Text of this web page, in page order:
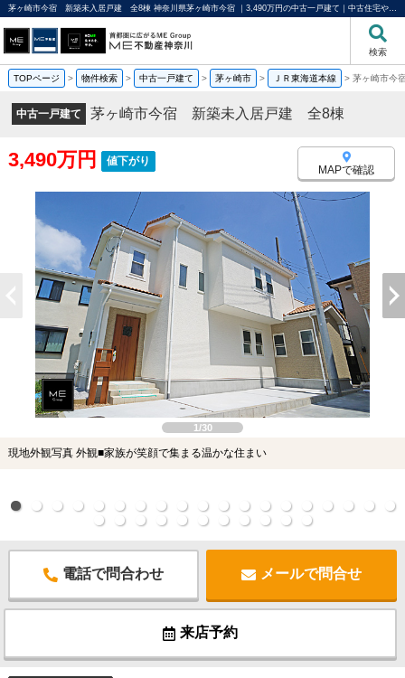
茅ヶ崎市今宿 新築未入居戸建 全8棟 神奈川県茅ヶ崎市今宿 ｜3,490万円の中古一戸建て｜中古住宅や中古物件情報｜ME不動産神奈川
検索
TOPページ > 物件検索 > 中古一戸建て > 茅ヶ崎市 > ＪＲ東海道本線 > 茅ヶ崎市今
中古一戸建て 茅ヶ崎市今宿 新築未入居戸建 全8棟
3,490万円 値下がり
MAPで確認
1/30
現地外観写真 外観■家族が笑顔で集まる温かな住まい
電話で問合わせ メールで問合せ
来店予約